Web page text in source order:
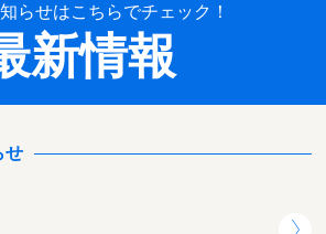
らせはこちらでチェック！
新情報
せ